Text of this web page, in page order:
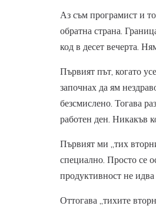
Аз съм програмист и
обратна страна.
код в десет вечерта.
Първият път, когато
започнах да ям
безсмислено. Тогава
работен ден. Никакъв
Първият ми „тих
специално. Просто се
продуктивност не
Оттогава „тихите